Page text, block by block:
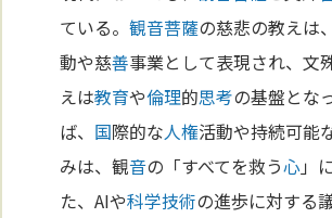
ている。観音菩薩の慈悲の教えは、
動や慈善事業として表現され、文
えは教育や倫理的思考の基盤とな
ば、 国際的な人権活動や持続可能
みは、観音の「すべてを救う心」
た、AIや科学技術の進歩に対する